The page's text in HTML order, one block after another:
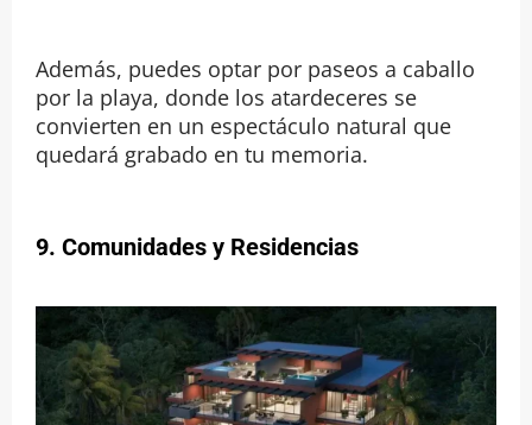
Además, puedes optar por paseos a caballo
por la playa, donde los atardeceres se
convierten en un espectáculo natural que
quedará grabado en tu memoria.
9. Comunidades y Residencias